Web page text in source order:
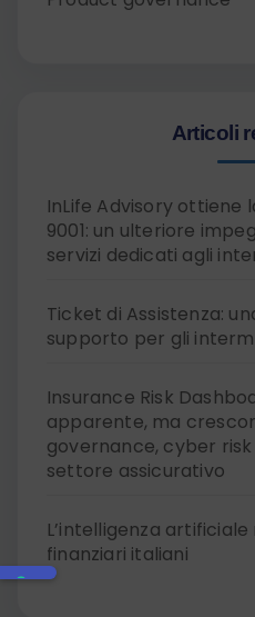
Articoli
InLife Advisory ottiene
9001: un ulteriore
servizi dedicati agli
Ticket di Assistenza:
supporto per gli
Insurance Risk
apparente, ma
governance, cyber
settore assicurativo
L’intelligenza
finanziari italiani